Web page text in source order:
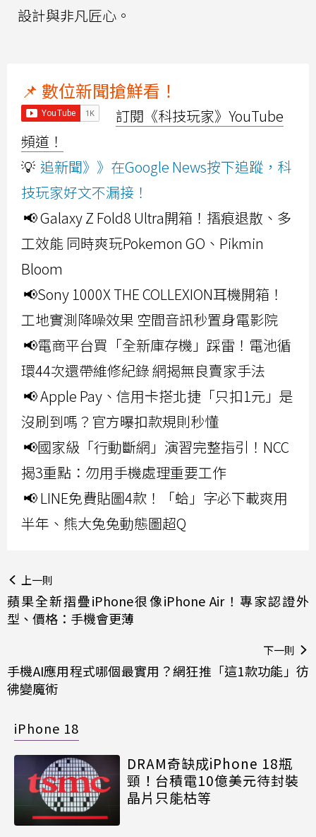
設計與非凡匠心。
📌 數位新聞搶鮮看！
訂閱《科技玩家》YouTube
頻道！
💡 追新聞》》在Google News按下追蹤，科
技玩家好文不漏接！
📢 Galaxy Z Fold8 Ultra開箱！摺痕退散、多
工效能 同時爽玩Pokemon GO、Pikmin
Bloom
📢Sony 1000X THE COLLEXION耳機開箱！
工地實測降噪效果 空間音訊秒置身電影院
📢電商平台買「全新庫存機」踩雷！電池循
環44次還帶維修紀錄 網揭無良賣家手法
📢 Apple Pay、信用卡搭北捷「只扣1元」是
沒刷到嗎？官方曝扣款規則秒懂
📢國家級「行動斷網」演習完整指引！NCC
揭3重點：勿用手機處理重要工作
📢 LINE免費貼圖4款！「蛤」字必下載爽用
半年、熊大兔兔動態圖超Q
上一則
蘋果全新摺疊iPhone很像iPhone Air！專家認證外
型、價格：手機會更薄
下一則
手機AI應用程式哪個最實用？網狂推「這1款功能」彷
彿變魔術
iPhone 18
DRAM奇缺成iPhone 18瓶
頸！台積電10億美元待封裝
晶片只能枯等